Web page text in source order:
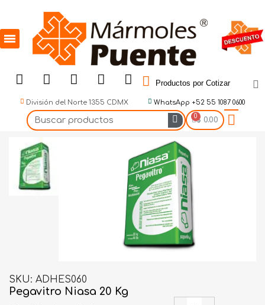
Productos por Cotizar
División del Norte 1355 CDMX WhatsApp +52 55 1087 0600
$ 0.00
SKU ADHES060
Pegavitro Niasa 20 Kg